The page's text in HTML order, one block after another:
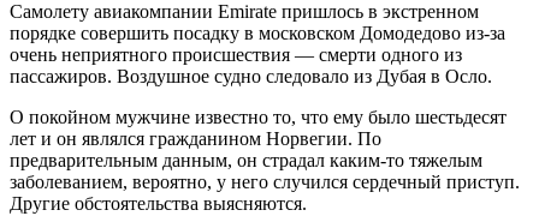
Самолету авиакомпании Emirate пришлось в экстренном
порядке совершить посадку в московском Домодедово из-за
очень неприятного происшествия — смерти одного из
пассажиров. Воздушное судно следовало из Дубая в Осло.
О покойном мужчине известно то, что ему было шестьдесят
лет и он являлся гражданином Норвегии. По
предварительным данным, он страдал каким-то тяжелым
заболеванием, вероятно, у него случился сердечный приступ.
Другие обстоятельства выясняются.